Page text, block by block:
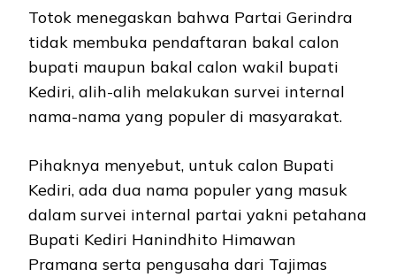
Totok menegaskan bahwa Partai Gerindra
tidak membuka pendaftaran bakal calon
bupati maupun bakal calon wakil bupati
Kediri, alih-alih melakukan survei internal
nama-nama yang populer di masyarakat.
Pihaknya menyebut, untuk calon Bupati
Kediri, ada dua nama populer yang masuk
dalam survei internal partai yakni petahana
Bupati Kediri Hanindhito Himawan
Pramana serta pengusaha dari Tajimas